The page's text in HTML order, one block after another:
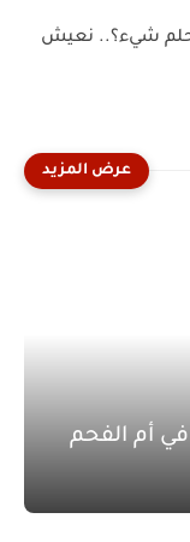
شيء؟.. نعيش
في أم الفحم